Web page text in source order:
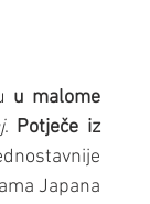
u malome
. Potječe iz
Japana